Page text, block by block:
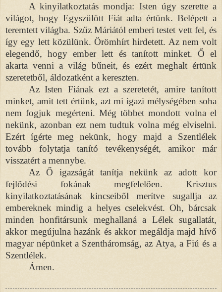
A kinyilatkoztatás mondja: Isten úgy szerette a
világot, hogy Egyszülött Fiát adta értünk. Belépett a
teremtett világba. Szűz Máriától emberi testet vett fel, és
így egy lett közülünk. Örömhírt hirdetett. Az nem volt
elegendő, hogy ember lett és tanított minket. Ő el
akarta venni a világ bűneit, és ezért meghalt értünk
szeretetből, áldozatként a kereszten.
Az Isten Fiának ezt a szeretetét, amire tanított
minket, amit tett értünk, azt mi igazi mélységében soha
nem fogjuk megérteni. Még többet mondott volna el
nekünk, azonban ezt nem tudtuk volna még elviselni.
Ezért ígérte meg nekünk, hogy majd a Szentlélek
tovább folytatja tanító tevékenységét, amikor már
visszatért a mennybe.
Az Ő igazságát tanítja nekünk az adott kor
fejlődési fokának megfelelően. Krisztus
kinyilatkoztatásának kincseiből merítve sugallja az
embereknek mindig a helyes cselekvést. Oh, bárcsak
minden honfitársunk meghallaná a Lélek sugallatát,
akkor megújulna hazánk és akkor megáldja majd hívő
magyar népünket a Szentháromság, az Atya, a Fiú és a
Szentlélek.
Ámen.